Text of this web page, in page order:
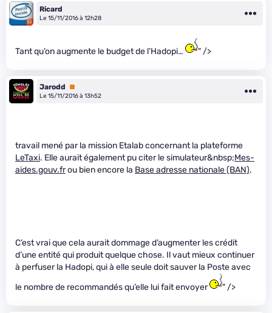
Ricard
Le 15/11/2016 à 12h28
Tant qu’on augmente le budget de l’Hadopi… " />
Jarodd
Premium
Le 15/11/2016 à 13h52
travail mené par la mission Etalab concernant la plateforme
LeTaxi. Elle aurait également pu citer le simulateur&nbsp;Mes-
aides.gouv.frou bien encore la Base adresse nationale (BAN).
C’est vrai que cela aurait dommage d’augmenter les crédit
d’une entité qui produit quelque chose. Il vaut mieux continuer
à perfuser la Hadopi, qui à elle seule doit sauver la Poste avec
le nombre de recommandés qu’elle lui fait envoyer
" />